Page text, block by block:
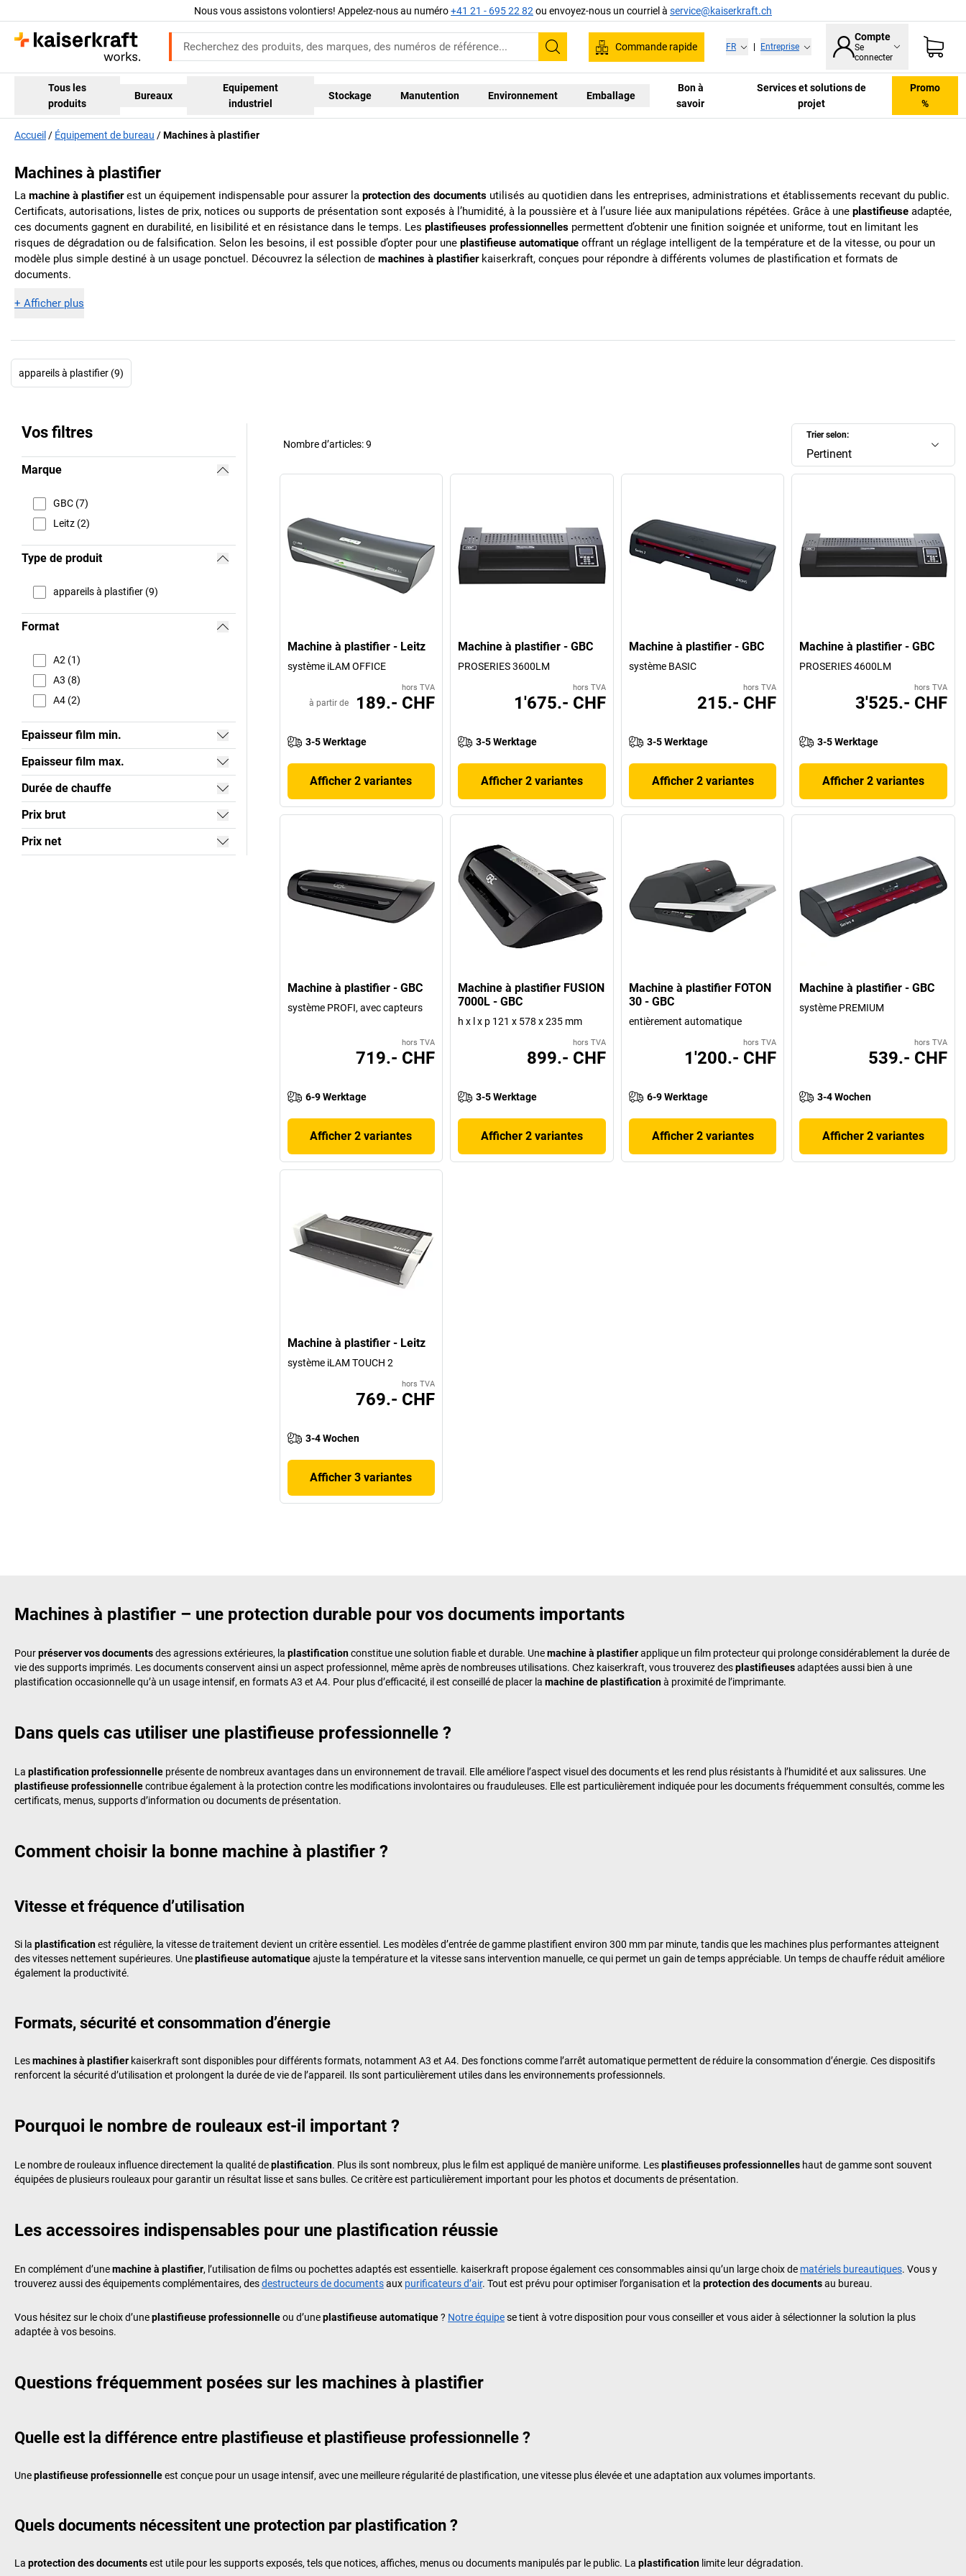
Nous vous assistons volontiers! Appelez-nous au numéro+41 21 - 695 22 82 ou envoyez-nous un courriel à service@kaiserkraft.ch
Recherche
Commande rapide FR Entreprise
Compte
Se
connecter
Tous les
produits
Bureaux
Equipement
industriel
Stockage Manutention Environnement Emballage
Bon à
savoir
Services et solutions de
projet
Promo
%
Accueil Équipement de bureau Machines à plastifier
Machines à plastifier
La machine à plastifierest un équipement indispensable pour assurer la protection des documents utilisés au quotidien dans les entreprises, administrations et établissements recevant du public.
Certificats, autorisations, listes de prix, notices ou supports de présentation sont exposés à l’humidité, à la poussière et à l’usure liée aux manipulations répétées. Grâce à une plastifieuse adaptée,
ces documents gagnent en durabilité, en lisibilité et en résistance dans le temps. Les plastifieuses professionnelles permettent d’obtenir une finition soignée et uniforme, tout en limitant les
risques de dégradation ou de falsification. Selon les besoins, il est possible d’opter pour une plastifieuse automatique offrant un réglage intelligent de la température et de la vitesse, ou pour un
modèle plus simple destiné à un usage ponctuel. Découvrez la sélection de machines à plastifier kaiserkraft, conçues pour répondre à différents volumes de plastification et formats de
documents.
+ Afficher plus
appareils à plastifier (9)
Vos filtres
Marque
GBC (7)
Leitz (2)
Type de produit
appareils à plastifier (9)
Format
A2 (1)
A3 (8)
A4 (2)
Epaisseur film min.
Epaisseur film max.
Durée de chauffe
Prix brut
Prix net
Trier selon:
Pertinent
Nombre d’articles:9
Machine à plastifier - Leitz
système iLAM OFFICE
hors TVA
à partir de 189.- CHF
3-5 Werktage
Afficher 2 variantes
Machine à plastifier - GBC
PROSERIES 3600LM
hors TVA
1'675.- CHF
3-5 Werktage
Afficher 2 variantes
Machine à plastifier - GBC
système BASIC
hors TVA
215.- CHF
3-5 Werktage
Afficher 2 variantes
Machine à plastifier - GBC
PROSERIES 4600LM
hors TVA
3'525.- CHF
3-5 Werktage
Afficher 2 variantes
Machine à plastifier - GBC
système PROFI, avec capteurs
hors TVA
719.- CHF
6-9 Werktage
Afficher 2 variantes
Machine à plastifier FUSION
7000L - GBC
h x l x p 121 x 578 x 235 mm
hors TVA
899.- CHF
3-5 Werktage
Afficher 2 variantes
Machine à plastifier FOTON
30 - GBC
entièrement automatique
hors TVA
1'200.- CHF
6-9 Werktage
Afficher 2 variantes
Machine à plastifier - GBC
système PREMIUM
hors TVA
539.- CHF
3-4 Wochen
Afficher 2 variantes
Machine à plastifier - Leitz
système iLAM TOUCH 2
hors TVA
769.- CHF
3-4 Wochen
Afficher 3 variantes
Machines à plastifier – une protection durable pour vos documents importants
Pourpréserver vos documentsdes agressions extérieures, la plastificationconstitue une solution fiable et durable. Unemachine à plastifierapplique un film protecteur qui prolonge considérablement la durée de
vie des supports imprimés. Les documents conservent ainsi un aspect professionnel, même après de nombreuses utilisations. Chez kaiserkraft, vous trouverez desplastifieusesadaptées aussi bien à une
plastification occasionnelle qu’à un usage intensif, en formats A3 et A4. Pour plus d’efficacité, il est conseillé de placer la machine de plastificationà proximité de l’imprimante.
Dans quels cas utiliser une plastifieuse professionnelle ?
La plastification professionnelle présente de nombreux avantages dans un environnement de travail. Elle améliore l’aspect visuel des documents et les rend plus résistants à l’humidité et aux salissures. Une
plastifieuse professionnellecontribue également à la protection contre les modifications involontaires ou frauduleuses. Elle est particulièrement indiquée pour les documents fréquemment consultés, comme les
certificats, menus, supports d’information ou documents de présentation.
Comment choisir la bonne machine à plastifier ?
Vitesse et fréquence d’utilisation
Si la plastificationest régulière, la vitesse de traitement devient un critère essentiel. Les modèles d’entrée de gamme plastifient environ 300 mm par minute, tandis que les machines plus performantes atteignent
des vitesses nettement supérieures. Uneplastifieuse automatiqueajuste la température et la vitesse sans intervention manuelle, ce qui permet un gain de temps appréciable. Un temps de chauffe réduit améliore
également la productivité.
Formats, sécurité et consommation d’énergie
Lesmachines à plastifier kaiserkraft sont disponibles pour différents formats, notamment A3 et A4. Des fonctions comme l’arrêt automatique permettent de réduire la consommation d’énergie. Ces dispositifs
renforcent la sécurité d’utilisation et prolongent la durée de vie de l’appareil. Ils sont particulièrement utiles dans les environnements professionnels.
Pourquoi le nombre de rouleaux est-il important ?
Le nombre de rouleaux influence directement la qualité deplastification. Plus ils sont nombreux, plus le film est appliqué de manière uniforme. Lesplastifieuses professionnelles haut de gamme sont souvent
équipées de plusieurs rouleaux pour garantir un résultat lisse et sans bulles. Ce critère est particulièrement important pour les photos et documents de présentation.
Les accessoires indispensables pour une plastification réussie
En complément d’unemachine à plastifier, l’utilisation de films ou pochettes adaptés est essentielle. kaiserkraft propose également ces consommables ainsi qu’un large choix de matériels bureautiques. Vous y
trouverez aussi des équipements complémentaires, desdestructeurs de documentsaux purificateurs d’air. Tout est prévu pour optimiser l’organisation et la protection des documentsau bureau.
Vous hésitez sur le choix d’uneplastifieuse professionnelleou d’uneplastifieuse automatique? Notre équipese tient à votre disposition pour vous conseiller et vous aider à sélectionner la solution la plus
adaptée à vos besoins.
Questions fréquemment posées sur les machines à plastifier
Quelle est la différence entre plastifieuse et plastifieuse professionnelle ?
Uneplastifieuse professionnelleest conçue pour un usage intensif, avec une meilleure régularité de plastification, une vitesse plus élevée et une adaptation aux volumes importants.
Quels documents nécessitent une protection par plastification ?
La protection des documentsest utile pour les supports exposés, tels que notices, affiches, menus ou documents manipulés par le public. La plastification limite leur dégradation.